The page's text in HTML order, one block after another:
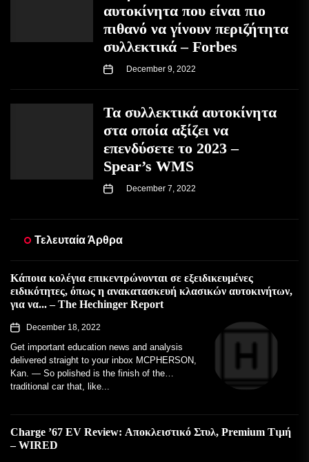
αυτοκίνητα που είναι πιο
πιθανό να γίνουν περιζήτητα
συλλεκτικά – Forbes
December 9, 2022
Τα συλλεκτικά αυτοκίνητα
στα οποία αξίζει να
επενδύσετε το 2023 –
Spear’s WMS
December 7, 2022
Τελευταία Άρθρα
Κάποια κολέγια επικεντρώνονται σε εξειδικευμένες
ειδικότητες, όπως η ανακατασκευή κλασικών αυτοκινήτων,
για να... – The Hechinger Report
December 18, 2022
Get important education news and analysis
delivered straight to your inbox MCPHERSON,
Kan. — So polished is the finish of the
traditional car that, like...
Charge ’67 EV Review: Αποκλειστικό Στυλ, Premium Τιμή
– WIRED